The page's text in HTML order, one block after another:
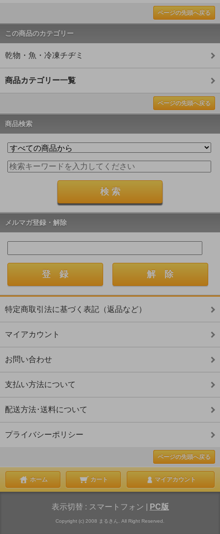
ページの先頭へ戻る
この商品のカテゴリー
乾物・魚・冷凍チヂミ
商品カテゴリー一覧
ページの先頭へ戻る
商品検索
メルマガ登録・解除
特定商取引法に基づく表記（返品など）
マイアカウント
お問い合わせ
支払い方法について
配送方法･送料について
プライバシーポリシー
ページの先頭へ戻る
ホーム カート マイアカウント
表示切替 : スマートフォン PC版
Copyright (c) 2008 まるきん. All Right Reserved.